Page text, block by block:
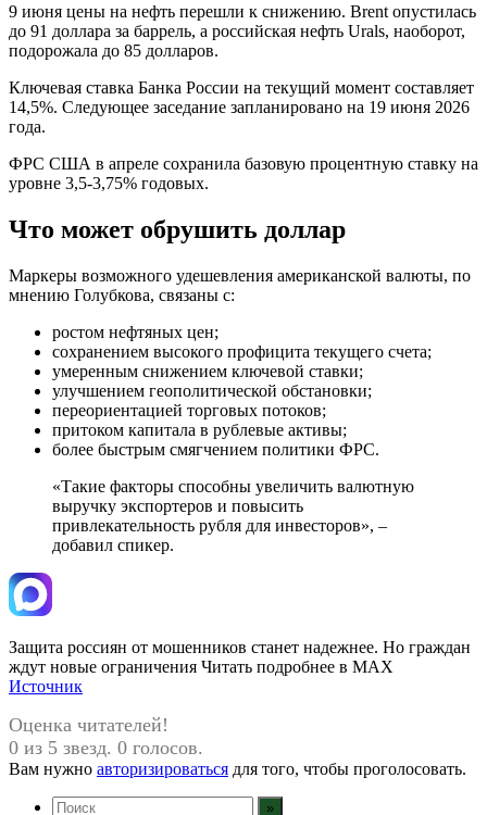
9 июня цены на нефть перешли к снижению. Brent опустилась
до 91 доллара за баррель, а российская нефть Urals, наоборот,
подорожала до 85 долларов.
Ключевая ставка Банка России на текущий момент составляет
14,5%. Следующее заседание запланировано на 19 июня 2026
года.
ФРС США в апреле сохранила базовую процентную ставку на
уровне 3,5-3,75% годовых.
Что может обрушить доллар
Маркеры возможного удешевления американской валюты, по
мнению Голубкова, связаны с:
ростом нефтяных цен;
сохранением высокого профицита текущего счета;
умеренным снижением ключевой ставки;
улучшением геополитической обстановки;
переориентацией торговых потоков;
притоком капитала в рублевые активы;
более быстрым смягчением политики ФРС.
«Такие факторы способны увеличить валютную
выручку экспортеров и повысить
привлекательность рубля для инвесторов», –
добавил спикер.
Защита россиян от мошенников станет надежнее. Но граждан
ждут новые ограничения Читать подробнее в MAX
Источник
Оценка читателей!
0 из 5 звезд. 0 голосов.
Вам нужно авторизироваться для того, чтобы проголосовать.